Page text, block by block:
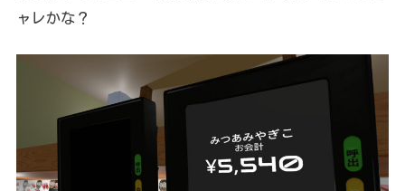
ャレかな？